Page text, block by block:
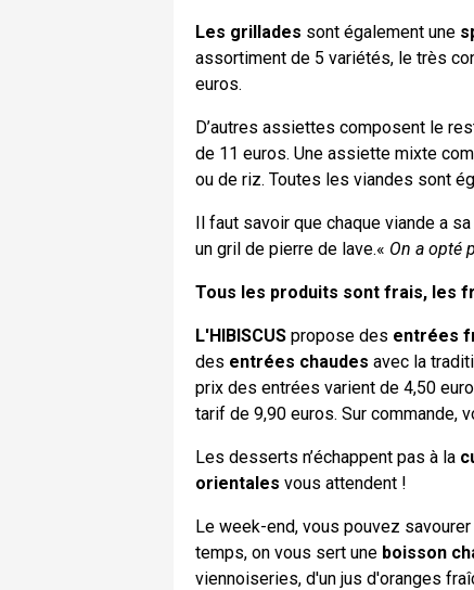
Les grillades sont également une
assortiment de 5 variétés, le très
euros.
D’autres assiettes composent le
de 11 euros. Une assiette mixte
ou de riz. Toutes les viandes sont
Il faut savoir que chaque viande a
un gril de pierre de lave.« On a opté
Tous les produits sont frais, les
L'HIBISCUS propose des entrées
des entrées chaudes avec la
prix des entrées varient de 4,50
tarif de 9,90 euros. Sur commande,
Les desserts n’échappent pas à la
orientales vous attendent !
Le week-end, vous pouvez savourer
temps, on vous sert une boisson
viennoiseries, d'un jus d'oranges